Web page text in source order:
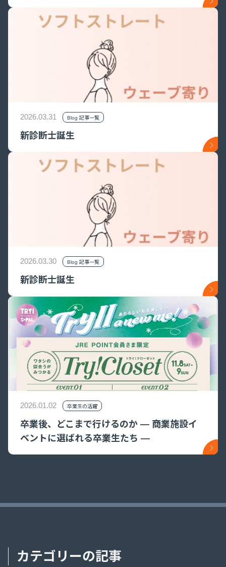
2026.03.31 Blog 記事一覧
新診断士誕生
2026.03.30 Blog 記事一覧
新診断士誕生
2026.01.02 卒業生の活躍
卒業後、どこまで行けるのか ― 商業施設イ
ベントに選ばれる卒業生たち ―
カテゴリーの記事